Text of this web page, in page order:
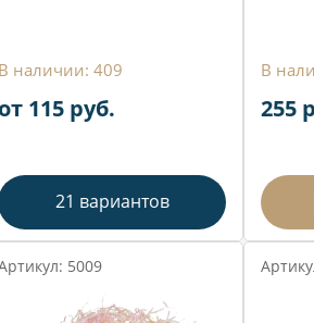
наличии: 409
115 руб.
21 вариантов
В
255
5009